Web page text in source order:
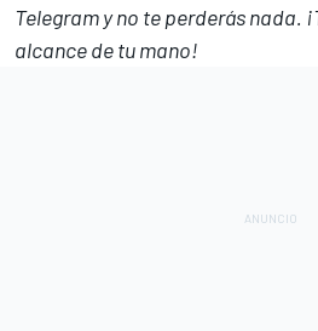
Telegramy no te perderás nada.
alcance de tu mano!